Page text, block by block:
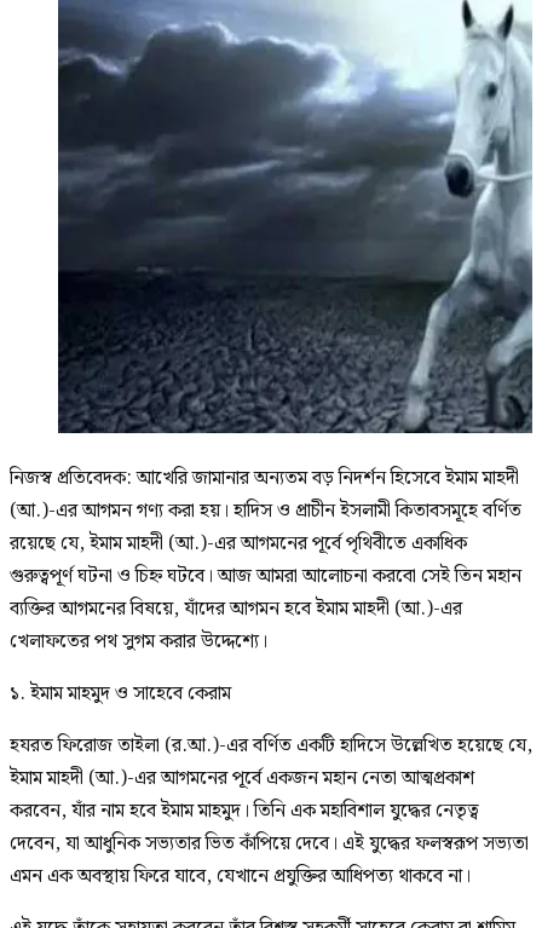
নিজস্ব প্রতিবেদক: আখেরি জামানার অন্যতম বড় নিদর্শন হিসেবে ইমাম মাহদী
(আ.)-এর আগমন গণ্য করা হয়। হাদিস ও প্রাচীন ইসলামী কিতাবসমূহে বর্ণিত
রয়েছে যে, ইমাম মাহদী (আ.)-এর আগমনের পূর্বে পৃথিবীতে একাধিক
গুরুত্বপূর্ণ ঘটনা ও চিহ্ন ঘটবে। আজ আমরা আলোচনা করবো সেই তিন মহান
ব্যক্তির আগমনের বিষয়ে, যাঁদের আগমন হবে ইমাম মাহদী (আ.)-এর
খেলাফতের পথ সুগম করার উদ্দেশ্যে।
১. ইমাম মাহমুদ ও সাহেবে কেরাম
হযরত ফিরোজ তাইলা (র.আ.)-এর বর্ণিত একটি হাদিসে উল্লেখিত হয়েছে যে,
ইমাম মাহদী (আ.)-এর আগমনের পূর্বে একজন মহান নেতা আত্মপ্রকাশ
করবেন, যাঁর নাম হবে ইমাম মাহমুদ। তিনি এক মহাবিশাল যুদ্ধের নেতৃত্ব
দেবেন, যা আধুনিক সভ্যতার ভিত কাঁপিয়ে দেবে। এই যুদ্ধের ফলস্বরূপ সভ্যতা
এমন এক অবস্থায় ফিরে যাবে, যেখানে প্রযুক্তির আধিপত্য থাকবে না।